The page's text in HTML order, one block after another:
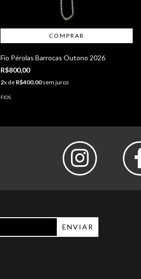
Fio Pérolas Barrocas Outono 2026
R$800,00
2x de R$400,00sem juros
FIOS